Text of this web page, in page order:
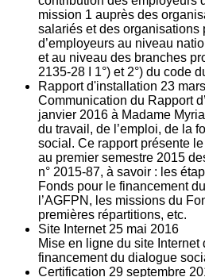
mission 1 auprès des
salariés et des organisations
d’employeurs au niveau
et au niveau des branches
2135‐28 I 1°) et 2°) du code
Rapport d'installation 23
Communication du Rapport
janvier 2016 à Madame
du travail, de l’emploi, de la
social. Ce rapport présente
au premier semestre 2015
n° 2015-87, à savoir : les
Fonds pour le financement
l’AGFPN, les missions du
premières répartitions, etc.
Site Internet 25 mai 2016
Mise en ligne du site Internet
financement du dialogue
Certification 29 septembre